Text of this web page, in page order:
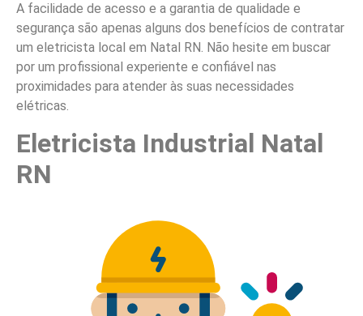
A facilidade de acesso e a garantia de qualidade e
segurança são apenas alguns dos benefícios de contratar
um eletricista local em Natal RN. Não hesite em buscar
por um profissional experiente e confiável nas
proximidades para atender às suas necessidades
elétricas.
Eletricista Industrial Natal
RN